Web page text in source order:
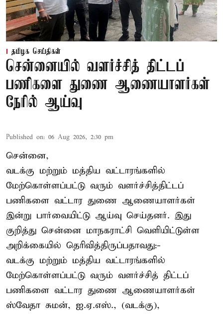
தமிழக செய்திகள்
சென்னையில் வளர்ச்சித் திட்டப்
பணிகளை துணை ஆணையாளர்கள்
நேரில் ஆய்வு
Published on: 06 Aug 2026, 2:30 pm
சென்னை,
வடக்கு மற்றும் மத்திய வட்டாரங்களில்
மேற்கொள்ளப்பட்டு வரும் வளர்ச்சித்திட்டப்
பணிகளை வட்டார துணை ஆணையாளர்கள்
இன்று பார்வையிட்டு ஆய்வு செய்தனர். இது
குறித்து சென்னை மாநகராட்சி வெளியிட்டுள்ள
அறிக்கையில் தெரிவித்திருப்பதாவது:-
வடக்கு மற்றும் மத்திய வட்டாரங்களில்
மேற்கொள்ளப்பட்டு வரும் வளர்ச்சித் திட்டப்
பணிகளை வட்டார துணை ஆணையாளர்கள்
ஸ்வேதா சுமன், ஐ.ஏ.எஸ்., (வடக்கு),